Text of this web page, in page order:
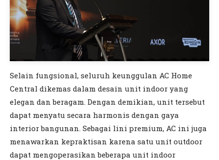
Selain fungsional, seluruh keunggulan AC Home
Central dikemas dalam desain unit indoor yang
elegan dan beragam. Dengan demikian, unit tersebut
dapat menyatu secara harmonis dengan gaya
interior bangunan. Sebagai lini premium, AC ini juga
menawarkan kepraktisan karena satu unit outdoor
dapat mengoperasikan beberapa unit indoor